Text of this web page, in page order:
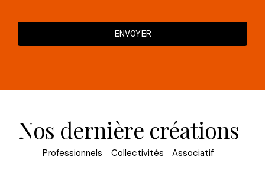
Nos dernière créations
Professionnels Collectivités
Associatif